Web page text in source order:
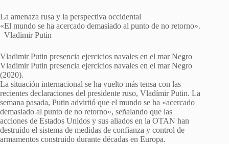
La amenaza rusa y la perspectiva occidental
«El mundo se ha acercado demasiado al punto de no retorno».
–Vladimir Putin
Vladimir Putin presencia ejercicios navales en el mar Negro
Vladimir Putin presencia ejercicios navales en el mar Negro
(2020).
La situación internacional se ha vuelto más tensa con las
recientes declaraciones del presidente ruso, Vladímir Putin. La
semana pasada, Putin advirtió que el mundo se ha «acercado
demasiado al punto de no retorno», señalando que las
acciones de Estados Unidos y sus aliados en la OTAN han
destruido el sistema de medidas de confianza y control de
armamentos construido durante décadas en Europa.